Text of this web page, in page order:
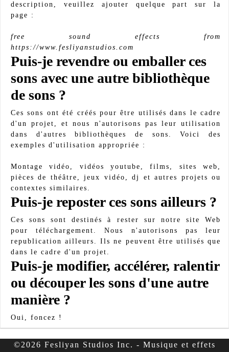
description, veuillez ajouter quelque part sur la
page :
free sound effects from
https://www.fesliyanstudios.com
Puis-je revendre ou emballer ces
sons avec une autre bibliothèque
de sons ?
Ces sons ont été créés pour être utilisés dans le cadre
d'un projet, et nous n'autorisons pas leur utilisation
dans d'autres bibliothèques de sons. Voici des
exemples d'utilisation appropriée :
Montage vidéo, vidéos youtube, films, sites web,
pièces de théâtre, jeux vidéo, dj et autres projets ou
contextes similaires.
Puis-je reposter ces sons ailleurs ?
Ces sons sont destinés à rester sur notre site Web
pour téléchargement. Nous n'autorisons pas leur
republication ailleurs. Ils ne peuvent être utilisés que
dans le cadre d'un projet.
Puis-je modifier, accélérer, ralentir
ou découper les sons d'une autre
manière ?
Oui, foncez !
©2026 Fesliyan Studios Inc. - Musique et effets